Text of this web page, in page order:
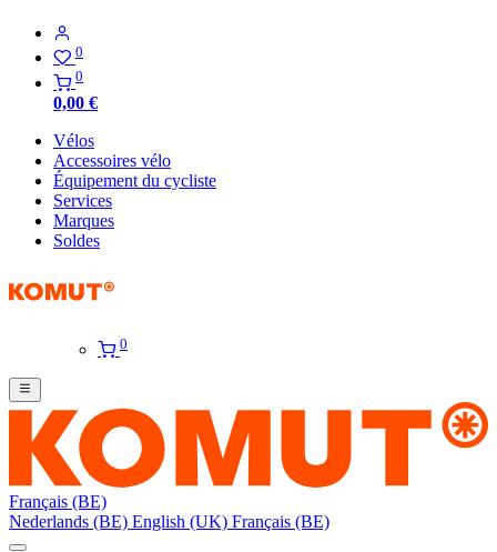
0
0
0,00 €
Vélos
Accessoires vélo
Équipement du cycliste
Services
Marques
Soldes
0
Français (BE)
Nederlands (BE) English (UK) Français (BE)